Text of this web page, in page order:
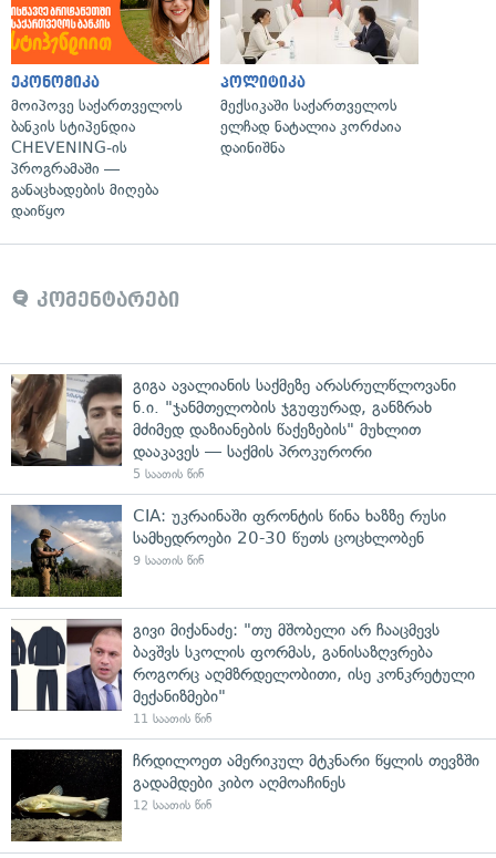
ეკონომიკა
მოიპოვე საქართველოს
ბანკის სტიპენდია
CHEVENING-ის
პროგრამაში —
განაცხადების მიღება
დაიწყო
პოლიტიკა
მექსიკაში საქართველოს
ელჩად ნატალია კორძაია
დაინიშნა
კომენტარები
გიგა ავალიანის საქმეზე არასრულწლოვანი
ნ.ი. "ჯანმთელობის ჯგუფურად, განზრახ
მძიმედ დაზიანების წაქეზების" მუხლით
დააკავეს — საქმის პროკურორი
5 საათის წინ
CIA: უკრაინაში ფრონტის წინა ხაზზე რუსი
სამხედროები 20-30 წუთს ცოცხლობენ
9 საათის წინ
გივი მიქანაძე: "თუ მშობელი არ ჩააცმევს
ბავშვს სკოლის ფორმას, განისაზღვრება
როგორც აღმზრდელობითი, ისე კონკრეტული
მექანიზმები"
11 საათის წინ
ჩრდილოეთ ამერიკულ მტკნარი წყლის თევზში
გადამდები კიბო აღმოაჩინეს
12 საათის წინ